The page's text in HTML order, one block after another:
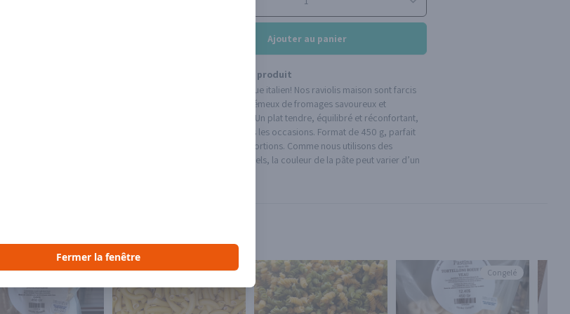
Ajouter au panier
Description du produit
Un grand classique italien! Nos raviolis maison sont farcis
d’un mélange crémeux de fromages savoureux et
d’épinards frais. Un plat tendre, équilibré et réconfortant,
idéal pour toutes les occasions. Format de 450 g, parfait
pour environ 3 portions. Comme nous utilisons des
ingrédients naturels, la couleur de la pâte peut varier d’un
Voir Vous pourriez aussi aimer
Congelé Congelé
Fermer la fenêtre